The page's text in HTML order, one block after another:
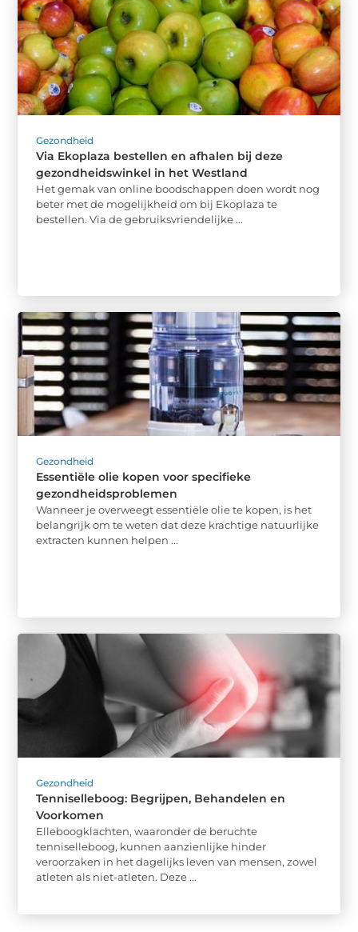
Gezondheid
Via Ekoplaza bestellen en afhalen bij deze
gezondheidswinkel in het Westland
Het gemak van online boodschappen doen wordt nog
beter met de mogelijkheid om bij Ekoplaza te
bestellen. Via de gebruiksvriendelijke ...
Gezondheid
Essentiële olie kopen voor specifieke
gezondheidsproblemen
Wanneer je overweegt essentiële olie te kopen, is het
belangrijk om te weten dat deze krachtige natuurlijke
extracten kunnen helpen ...
Gezondheid
Tenniselleboog: Begrijpen, Behandelen en
Voorkomen
Elleboogklachten, waaronder de beruchte
tenniselleboog, kunnen aanzienlijke hinder
veroorzaken in het dagelijks leven van mensen, zowel
atleten als niet-atleten. Deze ...